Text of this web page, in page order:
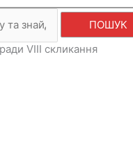
ПОШУК
VIІI скликання